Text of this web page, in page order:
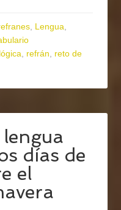
, Lengua,
, refrán, reto de
días de
el